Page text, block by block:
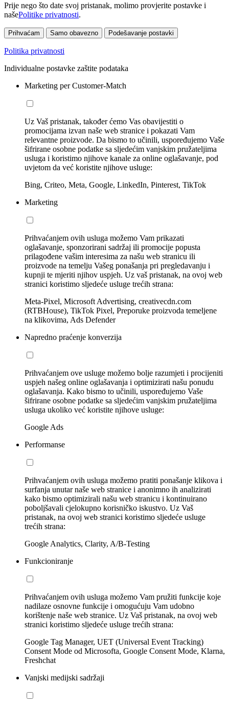
Prije nego što date svoj pristanak, molimo provjerite postavke i
našePolitike privatnosti.
Prihvaćam Samo obavezno Podešavanje postavki
Politika privatnosti
Individualne postavke zaštite podataka
Marketing per Customer-Match
Uz Vaš pristanak, također ćemo Vas obavijestiti o
promocijama izvan naše web stranice i pokazati Vam
relevantne proizvode. Da bismo to učinili, uspoređujemo Vaše
šifrirane osobne podatke sa sljedećim vanjskim pružateljima
usluga i koristimo njihove kanale za online oglašavanje, pod
uvjetom da već koristite njihove usluge:
Bing, Criteo, Meta, Google, LinkedIn, Pinterest, TikTok
Marketing
Prihvaćanjem ovih usluga možemo Vam prikazati
oglašavanje, sponzorirani sadržaj ili promocije popusta
prilagođene vašim interesima za našu web stranicu ili
proizvode na temelju Vašeg ponašanja pri pregledavanju i
kupnji te mjeriti njihov uspjeh. Uz vaš pristanak, na ovoj web
stranici koristimo sljedeće usluge trećih strana:
Meta-Pixel, Microsoft Advertising, creativecdn.com
(RTBHouse), TikTok Pixel, Preporuke proizvoda temeljene
na klikovima, Ads Defender
Napredno praćenje konverzija
Prihvaćanjem ove usluge možemo bolje razumjeti i procijeniti
uspjeh našeg online oglašavanja i optimizirati našu ponudu
oglašavanja. Kako bismo to učinili, uspoređujemo Vaše
šifrirane osobne podatke sa sljedećim vanjskim pružateljima
usluga ukoliko već koristite njihove usluge:
Google Ads
Performanse
Prihvaćanjem ovih usluga možemo pratiti ponašanje klikova i
surfanja unutar naše web stranice i anonimno ih analizirati
kako bismo optimizirali našu web stranicu i kontinuirano
poboljšavali cjelokupno korisničko iskustvo. Uz Vaš
pristanak, na ovoj web stranici koristimo sljedeće usluge
trećih strana:
Google Analytics, Clarity, A/B-Testing
Funkcioniranje
Prihvaćanjem ovih usluga možemo Vam pružiti funkcije koje
nadilaze osnovne funkcije i omogućuju Vam udobno
korištenje naše web stranice. Uz Vaš pristanak, na ovoj web
stranici koristimo sljedeće usluge trećih strana:
Google Tag Manager, UET (Universal Event Tracking)
Consent Mode od Microsofta, Google Consent Mode, Klarna,
Freshchat
Vanjski medijski sadržaji